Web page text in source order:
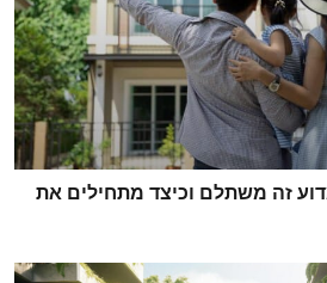
זה משתלם וכיצד מתחילים את